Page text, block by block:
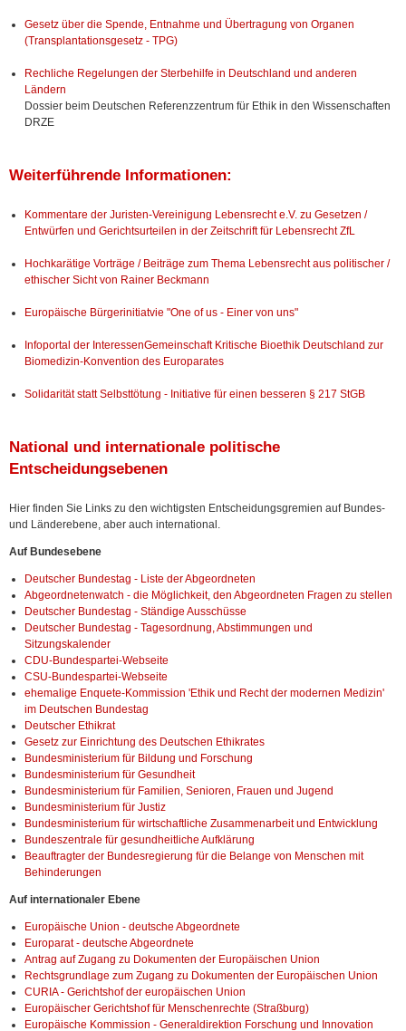
Gesetz über die Spende, Entnahme und Übertragung von Organen
(Transplantationsgesetz - TPG)
Rechliche Regelungen der Sterbehilfe in Deutschland und anderen
Ländern
Dossier beim Deutschen Referenzzentrum für Ethik in den Wissenschaften
DRZE
Weiterführende Informationen:
Kommentare der Juristen-Vereinigung Lebensrecht e.V. zu Gesetzen /
Entwürfen und Gerichtsurteilen in der Zeitschrift für Lebensrecht ZfL
Hochkarätige Vorträge / Beiträge zum Thema Lebensrecht aus politischer /
ethischer Sicht von Rainer Beckmann
Europäische Bürgerinitiatvie "One of us - Einer von uns"
Infoportal der InteressenGemeinschaft Kritische Bioethik Deutschland zur
Biomedizin-Konvention des Europarates
Solidarität statt Selbsttötung - Initiative für einen besseren § 217 StGB
National und internationale politische
Entscheidungsebenen
Hier finden Sie Links zu den wichtigsten Entscheidungsgremien auf Bundes-
und Länderebene, aber auch international.
Auf Bundesebene
Deutscher Bundestag - Liste der Abgeordneten
Abgeordnetenwatch - die Möglichkeit, den Abgeordneten Fragen zu stellen
Deutscher Bundestag - Ständige Ausschüsse
Deutscher Bundestag - Tagesordnung, Abstimmungen und
Sitzungskalender
CDU-Bundespartei-Webseite
CSU-Bundespartei-Webseite
ehemalige Enquete-Kommission 'Ethik und Recht der modernen Medizin'
im Deutschen Bundestag
Deutscher Ethikrat
Gesetz zur Einrichtung des Deutschen Ethikrates
Bundesministerium für Bildung und Forschung
Bundesministerium für Gesundheit
Bundesministerium für Familien, Senioren, Frauen und Jugend
Bundesministerium für Justiz
Bundesministerium für wirtschaftliche Zusammenarbeit und Entwicklung
Bundeszentrale für gesundheitliche Aufklärung
Beauftragter der Bundesregierung für die Belange von Menschen mit
Behinderungen
Auf internationaler Ebene
Europäische Union - deutsche Abgeordnete
Europarat - deutsche Abgeordnete
Antrag auf Zugang zu Dokumenten der Europäischen Union
Rechtsgrundlage zum Zugang zu Dokumenten der Europäischen Union
CURIA - Gerichtshof der europäischen Union
Europäischer Gerichtshof für Menschenrechte (Straßburg)
Europäische Kommission - Generaldirektion Forschung und Innovation